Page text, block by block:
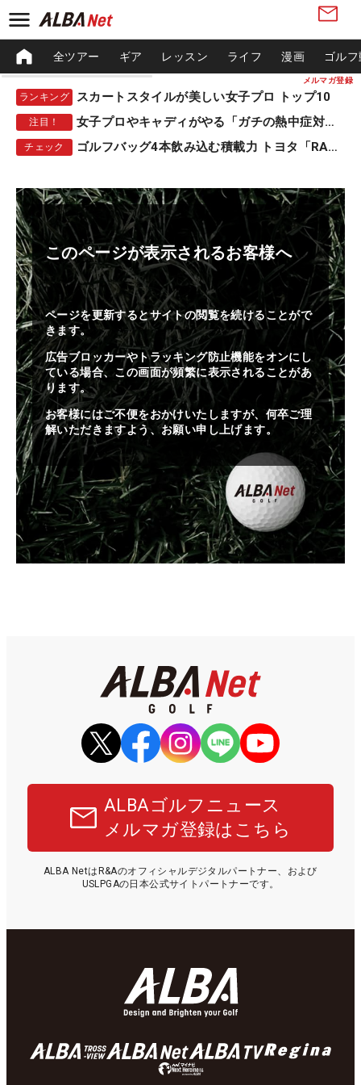
メルマガ登録
全ツアー ギア レッスン ライフ 漫画 ゴル
ランキング スカートスタイルが美しい女子プロ トップ10
注目！ 女子プロやキャディがやる「ガチの熱中症対策」
チェック ゴルフバッグ4本飲み込む積載力 トヨタ「RAV4」
このページが表示されるお客様へ
ページを更新するとサイトの閲覧を続けることがで
きます。
広告ブロッカーやトラッキング防止機能をオンにし
ている場合、この画面が頻繁に表示されることがあ
ります。
お客様にはご不便をおかけいたしますが、何卒ご理
解いただきますよう、お願い申し上げます。
ALBAゴルフニュース
メルマガ登録はこちら
ALBA NetはR&Aのオフィシャルデジタルパートナー、および
USLPGAの日本公式サイトパートナーです。